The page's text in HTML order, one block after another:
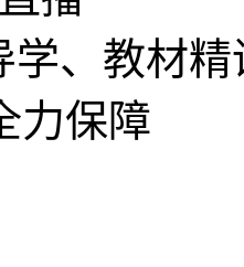
学、教材
力保障